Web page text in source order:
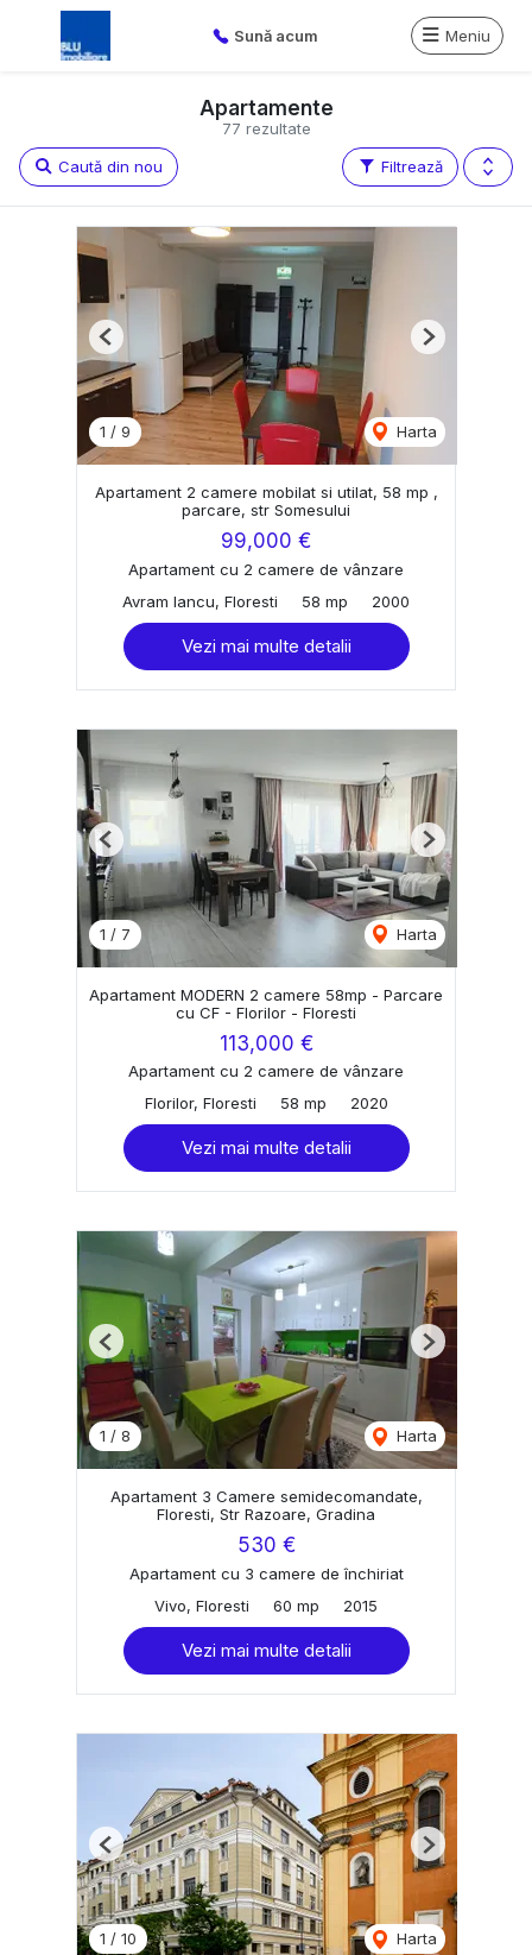
Sună acum Meniu
77 rezultate
Apartamente
Filtrează
Caută din nou
1 / 9 Harta
Previous Next
Apartament 2 camere mobilat si utilat, 58 mp ,
parcare, str Somesului
99,000 €
Apartament cu 2 camere de vânzare
Avram Iancu, Floresti
58 mp 2000
Vezi mai multe detalii
1 / 7 Harta
Previous Next
Apartament MODERN 2 camere 58mp - Parcare
cu CF - Florilor - Floresti
113,000 €
Apartament cu 2 camere de vânzare
Florilor, Floresti
58 mp 2020
Vezi mai multe detalii
1 / 8 Harta
Previous Next
Apartament 3 Camere semidecomandate,
Floresti, Str Razoare, Gradina
530 €
Apartament cu 3 camere de închiriat
Vivo, Floresti
60 mp 2015
Vezi mai multe detalii
1 / 10 Harta
Previous Next